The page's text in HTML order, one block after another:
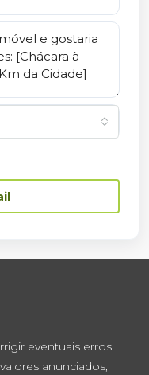
eventuais erros
anunciados,